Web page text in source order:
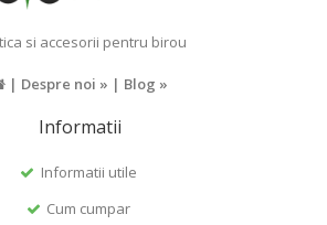
si accesorii pentru birou
| Despre noi » | Blog »
Informatii
Informatii utile
Cum cumpar